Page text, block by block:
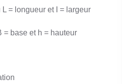
= longueur et I = largeur
= base et h = hauteur